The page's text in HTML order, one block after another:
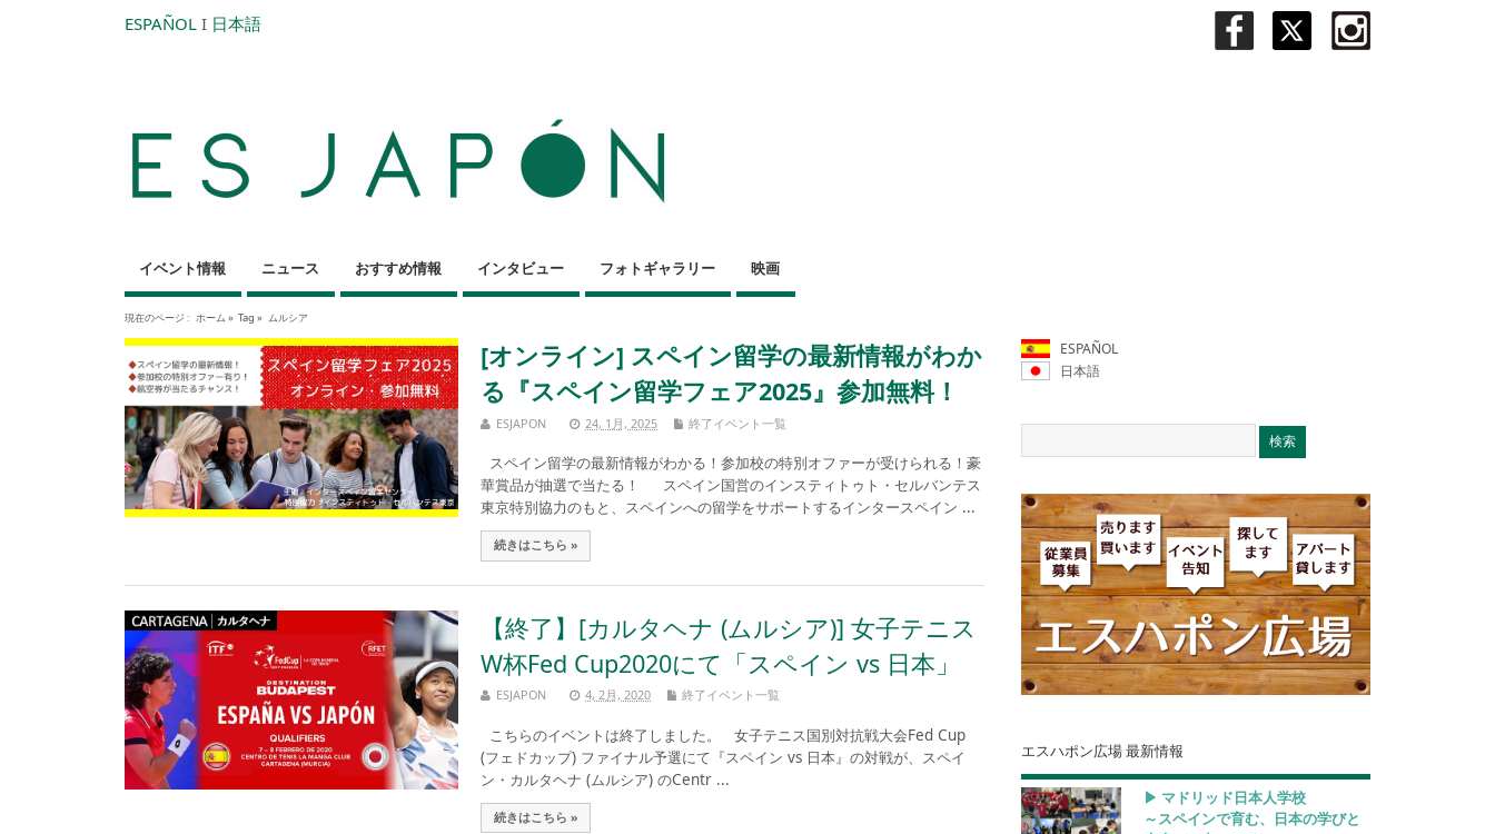
ESPAÑOL I 日本語
イベント情報 ニュース おすすめ情報 インタビュー フォトギャラリー 映画
現在のページ : ホーム » Tag » ムルシア
[オンライン] スペイン留学の最新情報がわか
る『スペイン留学フェア2025』参加無料！
ESJAPON 24, 1月, 2025 終了イベント一覧
スペイン留学の最新情報がわかる！参加校の特別オファーが受けられる！豪
華賞品が抽選で当たる！ スペイン国営のインスティトゥト・セルバンテス
東京特別協力のもと、スペインへの留学をサポートするインタースペイン ...
続きはこちら »
【終了】[カルタヘナ (ムルシア)] 女子テニス
W杯Fed Cup2020にて「スペイン vs 日本」
ESJAPON 4, 2月, 2020 終了イベント一覧
こちらのイベントは終了しました。 女子テニス国別対抗戦大会Fed Cup
(フェドカップ) ファイナル予選にて『スペイン vs 日本』の対戦が、スペイ
ン・カルタヘナ (ムルシア) のCentr ...
続きはこちら »
ESPAÑOL
日本語
エスハポン広場 最新情報
▶︎ マドリッド日本人学校
～スペインで育む、日本の学びと